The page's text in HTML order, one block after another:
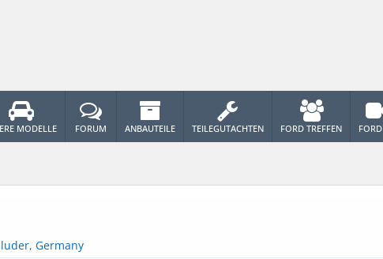
Germany
MODELLE FORUM ANBAUTEILE TEILEGUTACHTEN FORD TREFFEN